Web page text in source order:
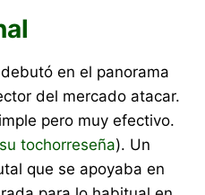
en el panorama
del mercado atacar.
pero muy efectivo.
tochorreseña). Un
que se apoyaba en